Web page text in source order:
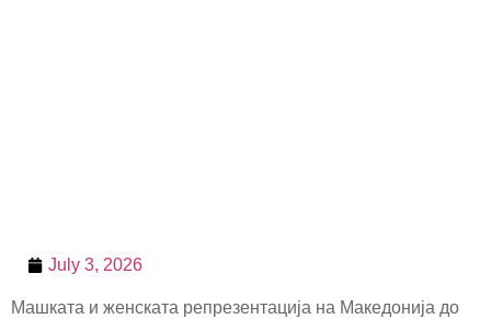
July 3, 2026
Машката и женската репрезентација на Македонија до